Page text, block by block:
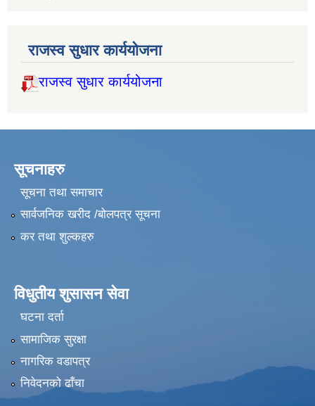
राजस्व सुधार कार्ययोजना
राजस्व सुधार कार्ययोजना
सूचनाहरु
सूचना तथा समाचार
सार्वजनिक खरीद /बोलपत्र सूचना
कर तथा शुल्कहरु
विधुतीय शुसासन सेवा
घटना दर्ता
सामाजिक सुरक्षा
नागरिक वडापत्र
निवेदनको ढाँचा